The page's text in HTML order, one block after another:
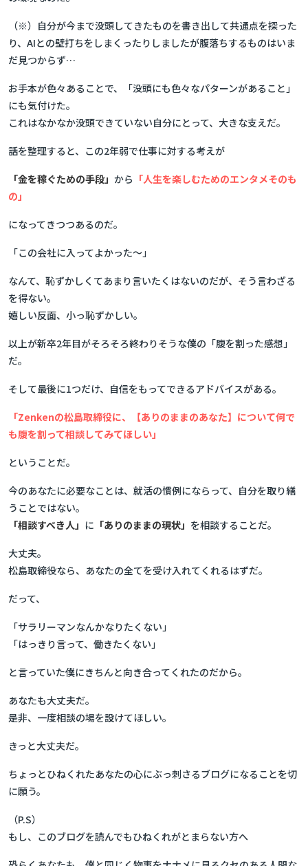
（※）自分が今まで没頭してきたものを書き出して共通点を探った
り、AIとの壁打ちをしまくったりしましたが腹落ちするものはいま
だ見つからず…
お手本が色々あることで、「没頭にも色々なパターンがあること」
にも気付けた。
これはなかなか没頭できていない自分にとって、大きな支えだ。
話を整理すると、この2年弱で仕事に対する考えが
「金を稼ぐための手段」 から 「人生を楽しむためのエンタメそのも
の」
になってきつつあるのだ。
「この会社に入ってよかった～」
なんて、恥ずかしくてあまり言いたくはないのだが、そう言わざる
を得ない。
嬉しい反面、小っ恥ずかしい。
以上が新卒2年目がそろそろ終わりそうな僕の「腹を割った感想」
だ。
そして最後に1つだけ、自信をもってできるアドバイスがある。
「Zenkenの松島取締役に、【ありのままのあなた】について何で
も腹を割って相談してみてほしい」
ということだ。
今のあなたに必要なことは、就活の慣例にならって、自分を取り繕
うことではない。
「相談すべき人」 に 「ありのままの現状」 を相談することだ。
大丈夫。
松島取締役なら、あなたの全てを受け入れてくれるはずだ。
だって、
「サラリーマンなんかなりたくない」
「はっきり言って、働きたくない」
と言っていた僕にきちんと向き合ってくれたのだから。
あなたも大丈夫だ。
是非、一度相談の場を設けてほしい。
きっと大丈夫だ。
ちょっとひねくれたあなたの心にぶっ刺さるブログになることを切
に願う。
（P.S）
もし、このブログを読んでもひねくれがとまらない方へ